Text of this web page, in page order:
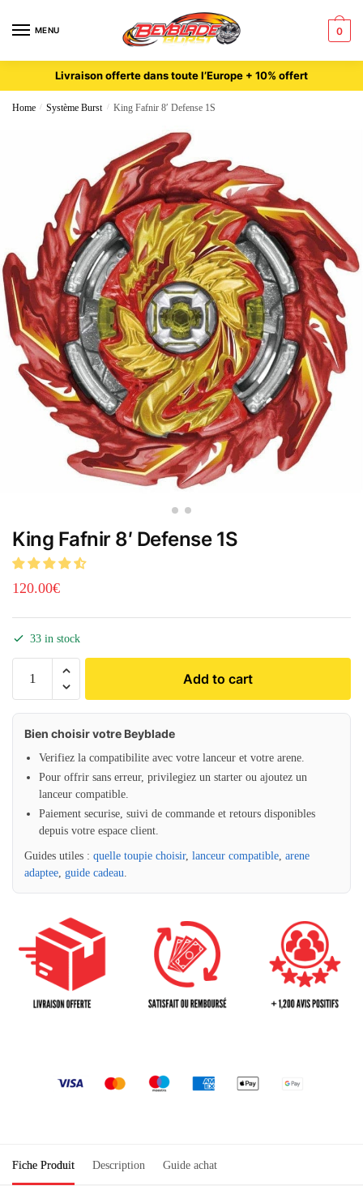
MENU 0
Livraison offerte dans toute l’Europe + 10% offert
Home / Système Burst / King Fafnir 8′ Defense 1S
King Fafnir 8′ Defense 1S
120.00€
33 in stock
Add to cart
Bien choisir votre Beyblade
Verifiez la compatibilite avec votre lanceur et votre arene.
Pour offrir sans erreur, privilegiez un starter ou ajoutez un
lanceur compatible.
Paiement securise, suivi de commande et retours disponibles
depuis votre espace client.
Guides utiles : quelle toupie choisir, lanceur compatible arene
adaptee guide cadeau
Fiche Produit Description Guide achat